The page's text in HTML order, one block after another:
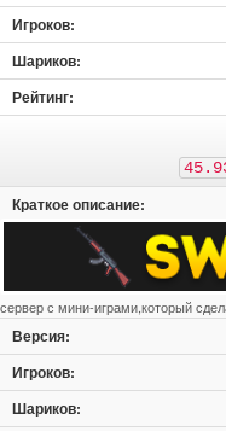
сервер с мини-играми,который